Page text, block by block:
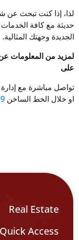
لذا، إذا كنت تبحث عن
حديثة مع كافة الخدمات
الجديدة وجهتك المثالية.
لمزيد من المعلومات
على
تواصل مباشرة مع إدارة
او خلال الخط الساخن
Real Estate
Quick Access